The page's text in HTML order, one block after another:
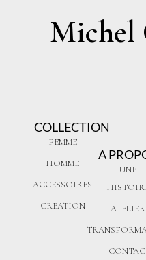
COLLECTION
FEMME
HOMME
ACCESSOIRES
CREATION
A
UNE
ATELIER